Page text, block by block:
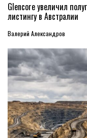
Glencore увеличил
листингу в Австралии
Валерий Александров